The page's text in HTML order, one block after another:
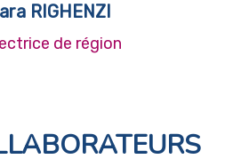
RIGHENZI
de région